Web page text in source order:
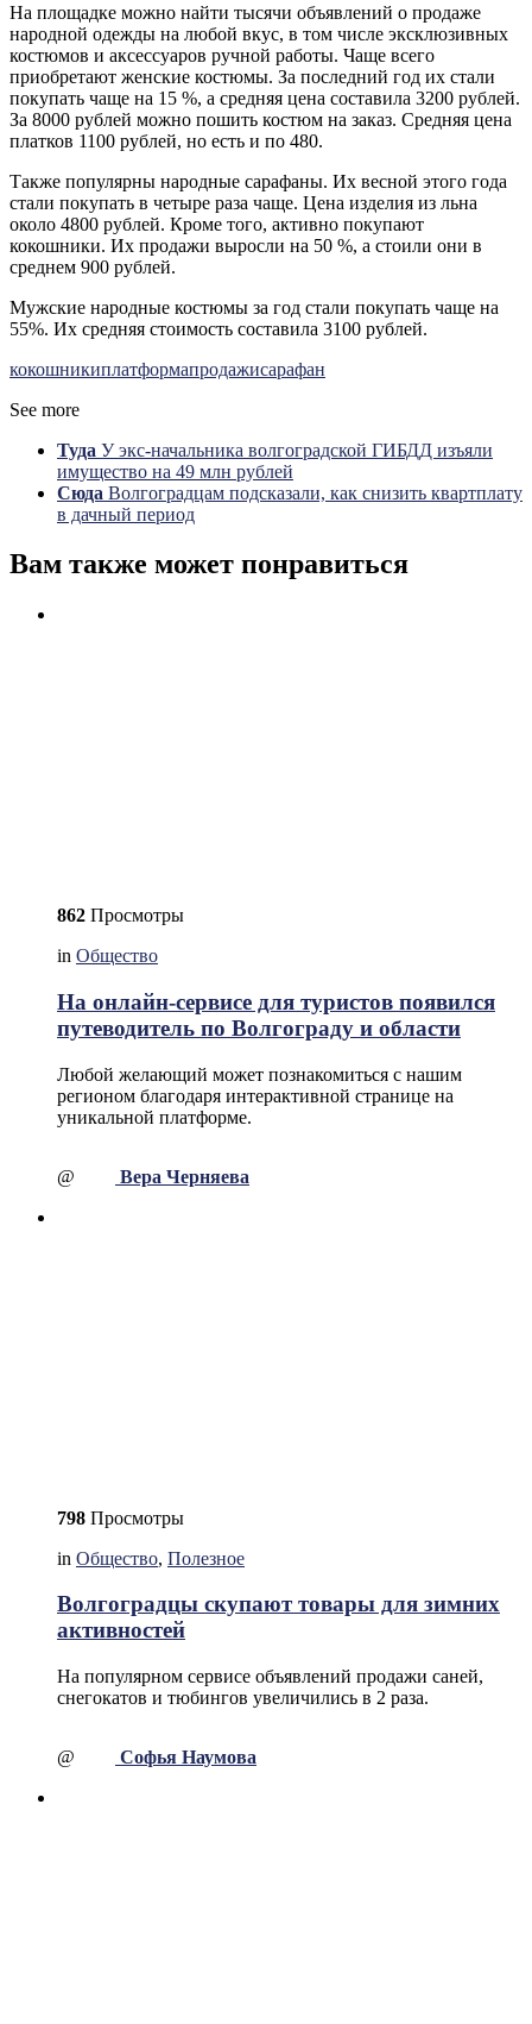
На площадке можно найти тысячи объявлений о продаже
народной одежды на любой вкус, в том числе эксклюзивных
костюмов и аксессуаров ручной работы. Чаще всего
приобретают женские костюмы. За последний год их стали
покупать чаще на 15 %, а средняя цена составила 3200 рублей.
За 8000 рублей можно пошить костюм на заказ. Средняя цена
платков 1100 рублей, но есть и по 480.
Также популярны народные сарафаны. Их весной этого года
стали покупать в четыре раза чаще. Цена изделия из льна
около 4800 рублей. Кроме того, активно покупают
кокошники. Их продажи выросли на 50 %, а стоили они в
среднем 900 рублей.
Мужские народные костюмы за год стали покупать чаще на
55%. Их средняя стоимость составила 3100 рублей.
кокошникиплатформапродажисарафан
See more
Туда У экс-начальника волгоградской ГИБДД изъяли
имущество на 49 млн рублей
Сюда Волгоградцам подсказали, как снизить квартплату
в дачный период
Вам также может понравиться
862 Просмотры
in Общество
На онлайн-сервисе для туристов появился
путеводитель по Волгограду и области
Любой желающий может познакомиться с нашим
регионом благодаря интерактивной странице на
уникальной платформе.
@ Вера Черняева
798 Просмотры
in Общество, Полезное
Волгоградцы скупают товары для зимних
активностей
На популярном сервисе объявлений продажи саней,
снегокатов и тюбингов увеличились в 2 раза.
@ Софья Наумова